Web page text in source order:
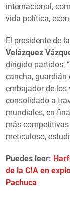
internacional,
vida política,
El presidente de
Velázquez
dirigido partidos,
cancha, guardián
embajador de los
consolidado a
mundiales, en
más
meticuloso,
Puedes leer:
de la CIA en
Pachuca